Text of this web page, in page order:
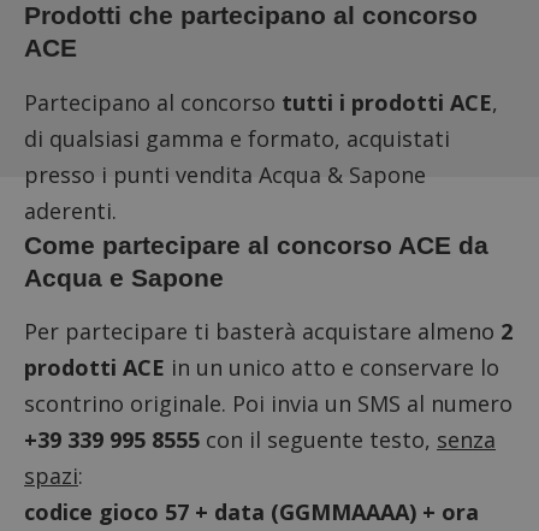
Prodotti che partecipano al concorso
ACE
Partecipano al concorso tutti i prodotti ACE,
di qualsiasi gamma e formato, acquistati
presso i punti vendita Acqua & Sapone
aderenti.
Come partecipare al concorso ACE da
Acqua e Sapone
Per partecipare ti basterà acquistare almeno 2
prodotti ACE in un unico atto e conservare lo
scontrino originale. Poi invia un SMS al numero
+39 339 995 8555 con il seguente testo, senza
spazi:
codice gioco 57 + data (GGMMAAAA) + ora